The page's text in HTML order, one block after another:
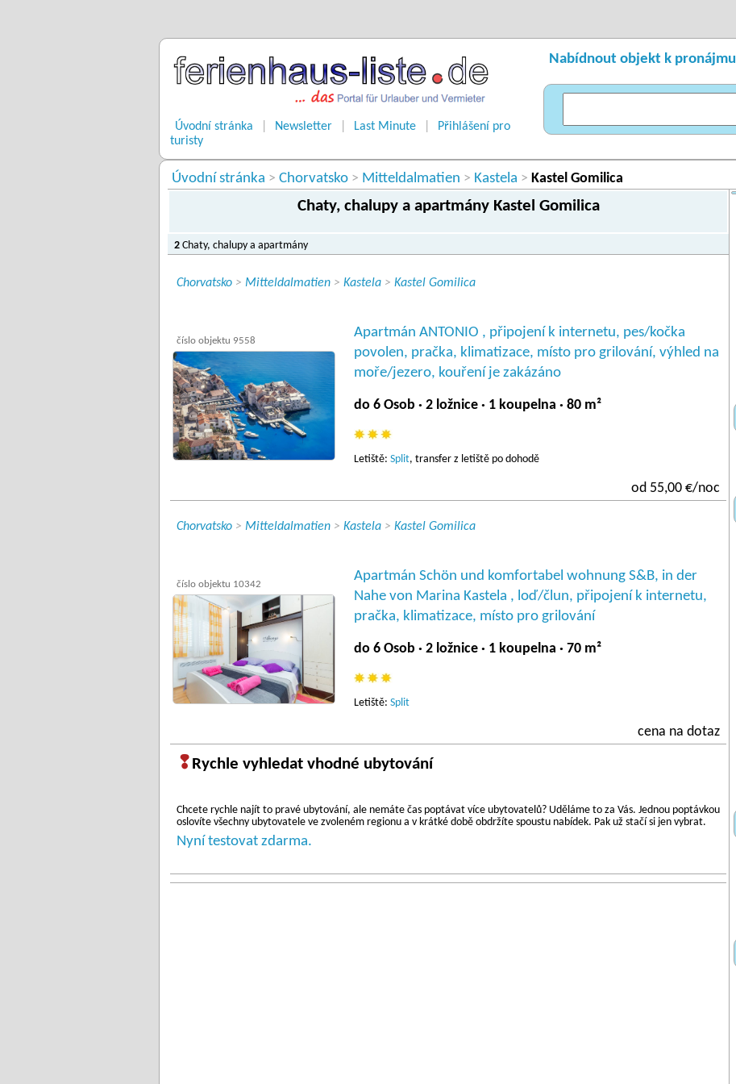
Úvodní stránka Newsletter Last Minute
Přihlášení pro
turisty
Nabídnout objekt k pronájmu
Úvodní stránka > Chorvatsko > Mitteldalmatien > Kastela > Kastel Gomilica
Chaty, chalupy a apartmány Kastel Gomilica
2 Chaty, chalupy a apartmány
Chorvatsko > Mitteldalmatien > Kastela > Kastel Gomilica
číslo objektu 9558
Apartmán ANTONIO , připojení k internetu, pes/kočka
povolen, pračka, klimatizace, místo pro grilování, výhled na
moře/jezero, kouření je zakázáno
do 6 Osob · 2 ložnice · 1 koupelna · 80 m²
Letiště: Split, transfer z letiště po dohodě
od 55,00 €/noc
Chorvatsko > Mitteldalmatien > Kastela > Kastel Gomilica
číslo objektu 10342
Apartmán Schön und komfortabel wohnung S&B, in der
Nahe von Marina Kastela , loď/člun, připojení k internetu,
pračka, klimatizace, místo pro grilování
do 6 Osob · 2 ložnice · 1 koupelna · 70 m²
Letiště: Split
cena na dotaz
❢ Rychle vyhledat vhodné ubytování
Chcete rychle najít to pravé ubytování, ale nemáte čas poptávat více ubytovatelů? Uděláme to za Vás. Jednou poptávkou
oslovíte všechny ubytovatele ve zvoleném regionu a v krátké době obdržíte spoustu nabídek. Pak už stačí si jen vybrat.
Nyní testovat zdarma.